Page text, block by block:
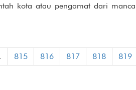
kota atau pengamat dari manca
815 816 817 818 819